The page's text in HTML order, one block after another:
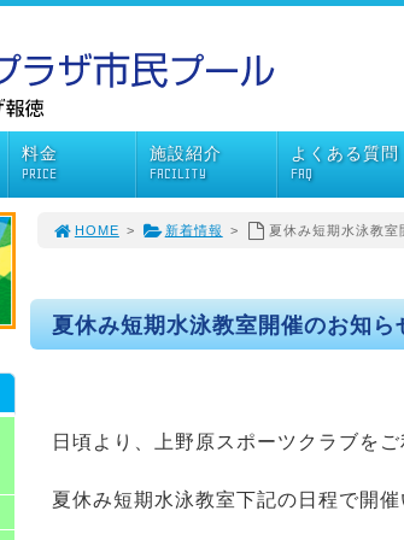
料金
PRICE
施設紹介
FACILITY
よくある質問
FAQ
HOME > 新着情報 > 夏休み短期水泳教室
夏休み短期水泳教室開催のお知ら
日頃より、上野原スポーツクラブを
夏休み短期水泳教室下記の日程で開